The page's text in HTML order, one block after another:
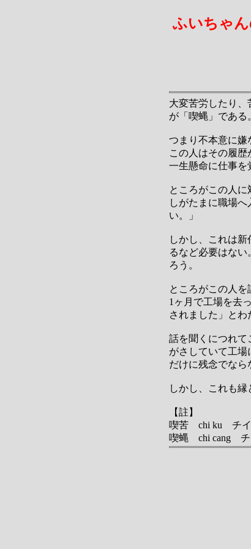
ふいちゃ
大変苦労したり
が「喫蝿」である
つまり不本意に嫌
この人はその履
一生懸命に仕事を
ところがこの人
しがたまに職場
い。」
しかし、これは
るなど必要はな
ろう。
ところがこの人
1ヶ月で工場を去
されました」とわ
話を聞くにつれて
がさしていて工
だけに残念でなら
しかし、これも縁
【註】
喫苦 chi ku チイ
喫蝿 chi cang チ